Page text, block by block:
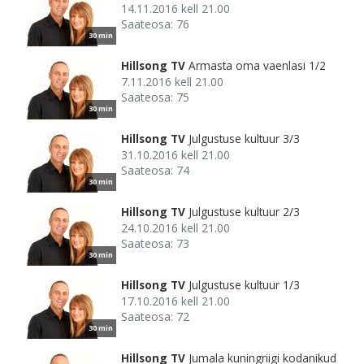
30 min
14.11.2016 kell 21.00
Saateosa: 76
30 min
Hillsong TV Armasta oma vaenlasi 1/2
7.11.2016 kell 21.00
Saateosa: 75
30 min
Hillsong TV Julgustuse kultuur 3/3
31.10.2016 kell 21.00
Saateosa: 74
30 min
Hillsong TV Julgustuse kultuur 2/3
24.10.2016 kell 21.00
Saateosa: 73
30 min
Hillsong TV Julgustuse kultuur 1/3
17.10.2016 kell 21.00
Saateosa: 72
Hillsong TV Jumala kuningriigi kodanikud